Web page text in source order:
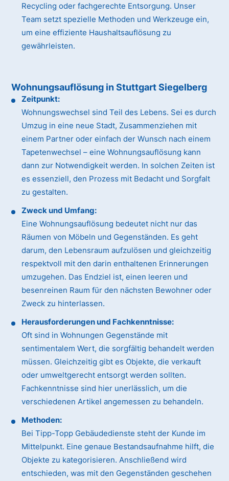
Recycling oder fachgerechte Entsorgung. Unser
Team setzt spezielle Methoden und Werkzeuge ein,
um eine effiziente Haushaltsauflösung zu
gewährleisten.
Wohnungsauflösung in Stuttgart Siegelberg
Zeitpunkt:
Wohnungswechsel sind Teil des Lebens. Sei es durch
Umzug in eine neue Stadt, Zusammenziehen mit
einem Partner oder einfach der Wunsch nach einem
Tapetenwechsel – eine Wohnungsauflösung kann
dann zur Notwendigkeit werden. In solchen Zeiten ist
es essenziell, den Prozess mit Bedacht und Sorgfalt
zu gestalten.
Zweck und Umfang:
Eine Wohnungsauflösung bedeutet nicht nur das
Räumen von Möbeln und Gegenständen. Es geht
darum, den Lebensraum aufzulösen und gleichzeitig
respektvoll mit den darin enthaltenen Erinnerungen
umzugehen. Das Endziel ist, einen leeren und
besenreinen Raum für den nächsten Bewohner oder
Zweck zu hinterlassen.
Herausforderungen und Fachkenntnisse:
Oft sind in Wohnungen Gegenstände mit
sentimentalem Wert, die sorgfältig behandelt werden
müssen. Gleichzeitig gibt es Objekte, die verkauft
oder umweltgerecht entsorgt werden sollten.
Fachkenntnisse sind hier unerlässlich, um die
verschiedenen Artikel angemessen zu behandeln.
Methoden:
Bei Tipp-Topp Gebäudedienste steht der Kunde im
Mittelpunkt. Eine genaue Bestandsaufnahme hilft, die
Objekte zu kategorisieren. Anschließend wird
entschieden, was mit den Gegenständen geschehen